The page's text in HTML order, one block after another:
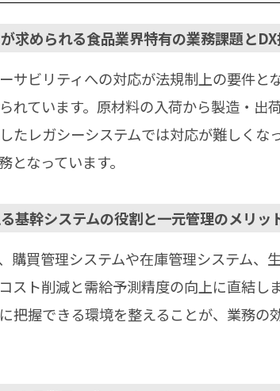
求められる食品業界特有の業務課題と
サビリティへの対応が法規制上の要件と
れています。原材料の入荷から製造・出
たレガシーシステムでは対応が難しくな
なっています。
基幹システムの役割と一元管理のメリッ
購買管理システムや在庫管理システム、
スト削減と需給予測精度の向上に直結し
把握できる環境を整えることが、業務の